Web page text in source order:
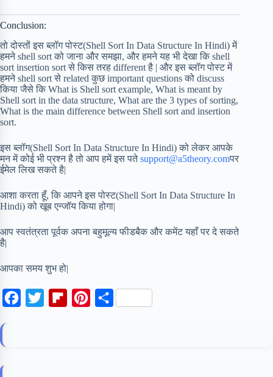
Conclusion:
तो दोस्तों इस ब्लॉग पोस्ट(Shell Sort In Data Structure In Hindi) में
हमने shell sort को जाना और समझा, और हमने यह भी देखा कि shell
sort insertion sort से किस तरह different है | और इस ब्लॉग पोस्ट में
हमने shell sort से related कुछ important questions को discuss
किया जैसे कि What is Shell sort example, What is meant by
Shell sort in the data structure, What are the 3 types of sorting,
What is the main difference between Shell sort and insertion
sort.
इस ब्लॉग(Shell Sort In Data Structure In Hindi) को लेकर आपके
मन में कोई भी प्रश्न है तो आप हमें इस पतेsupport@a5theory.comपर
ईमेल लिख सकते है|
आशा करता हूँ, कि आपने इस पोस्ट(Shell Sort In Data Structure In
Hindi) को खूब एन्जॉय किया होगा|
आप स्वतंत्रता पूर्वक अपना बहुमूल्य फीडबैक और कमेंट यहाँ पर दे सकते
है|
आपका समय शुभ हो|
S